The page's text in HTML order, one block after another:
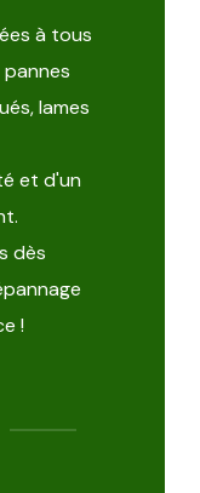
à tous
lames
et d'un
dès
!